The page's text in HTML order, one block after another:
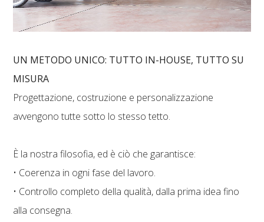
UN METODO UNICO: TUTTO IN-HOUSE, TUTTO SU
MISURA
Progettazione, costruzione e personalizzazione
avvengono tutte sotto lo stesso tetto.
È la nostra filosofia, ed è ciò che garantisce:
• Coerenza in ogni fase del lavoro.
• Controllo completo della qualità, dalla prima idea fino
alla consegna.